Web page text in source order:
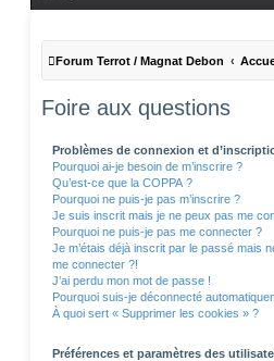
Forum Terrot / Magnat Debon
Foire aux questions
Problèmes de connexion et
Pourquoi ai-je besoin de m’inscrire ?
Qu’est-ce que la COPPA ?
Pourquoi ne puis-je pas m’inscrire ?
Je suis inscrit mais je ne peux pas me
Pourquoi ne puis-je pas me connecter ?
Je m’étais déjà inscrit par le passé mais
me connecter ?!
J’ai perdu mon mot de passe !
Pourquoi suis-je déconnecté
À quoi sert « Supprimer les cookies » ?
Préférences et paramètres des